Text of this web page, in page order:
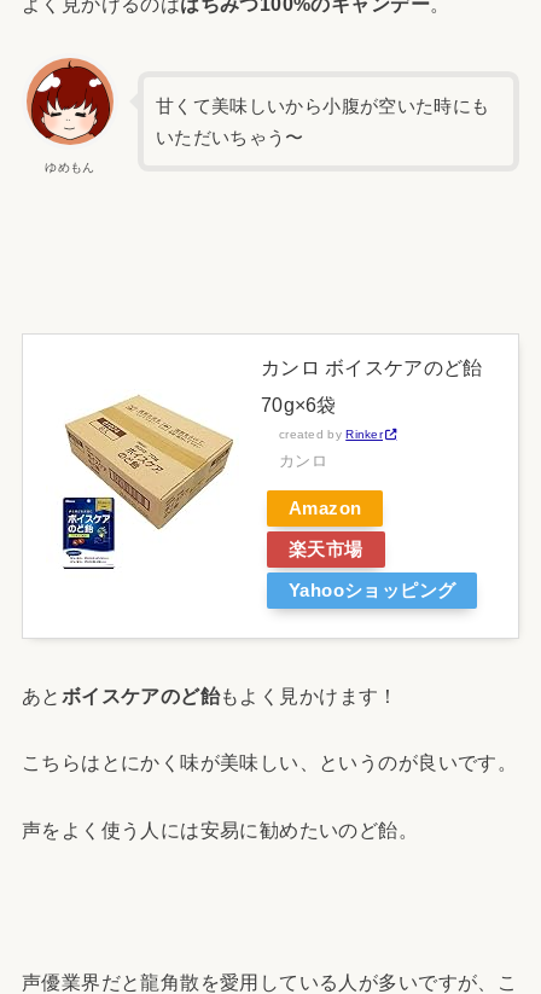
ゆめもん
甘くて美味しいから小腹が空いた時にも
いただいちゃう〜
カンロ ボイスケアのど飴
70g×6袋
created byRinker
カンロ
Amazon
楽天市場
Yahooショッピング
あと ボイスケアのど飴もよく見かけます！
こちらはとにかく味が美味しい、というのが良いです。
声をよく使う人には安易に勧めたいのど飴。
声優業界だと龍角散を愛用している人が多いですが、こ